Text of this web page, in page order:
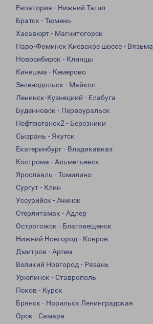
Евпатория - Нижний Тагил
Братск - Тюмень
Хасавюрт - Магнитогорск
Наро-Фоминск Киевское шоссе - Вязьма
Новосибирск - Клинцы
Кинешма - Кемерово
Зеленодольск - Майкоп
Ленинск-Кузнецкий - Елабуга
Буденновск - Первоуральск
Нефтеюганск2 - Березники
Сызрань - Якутск
Екатеринбург - Владикавказ
Кострома - Альметьевск
Ярославль - Томилино
Сургут - Клин
Уссурийск - Ачинск
Стерлитамак - Адлер
Острогожск - Благовещенск
Нижний Новгород - Ковров
Дмитров - Артем
Великий Новгород - Рязань
Урюпинск - Ставрополь
Псков - Курск
Брянск - Норильск Ленинградская
Орск - Самара